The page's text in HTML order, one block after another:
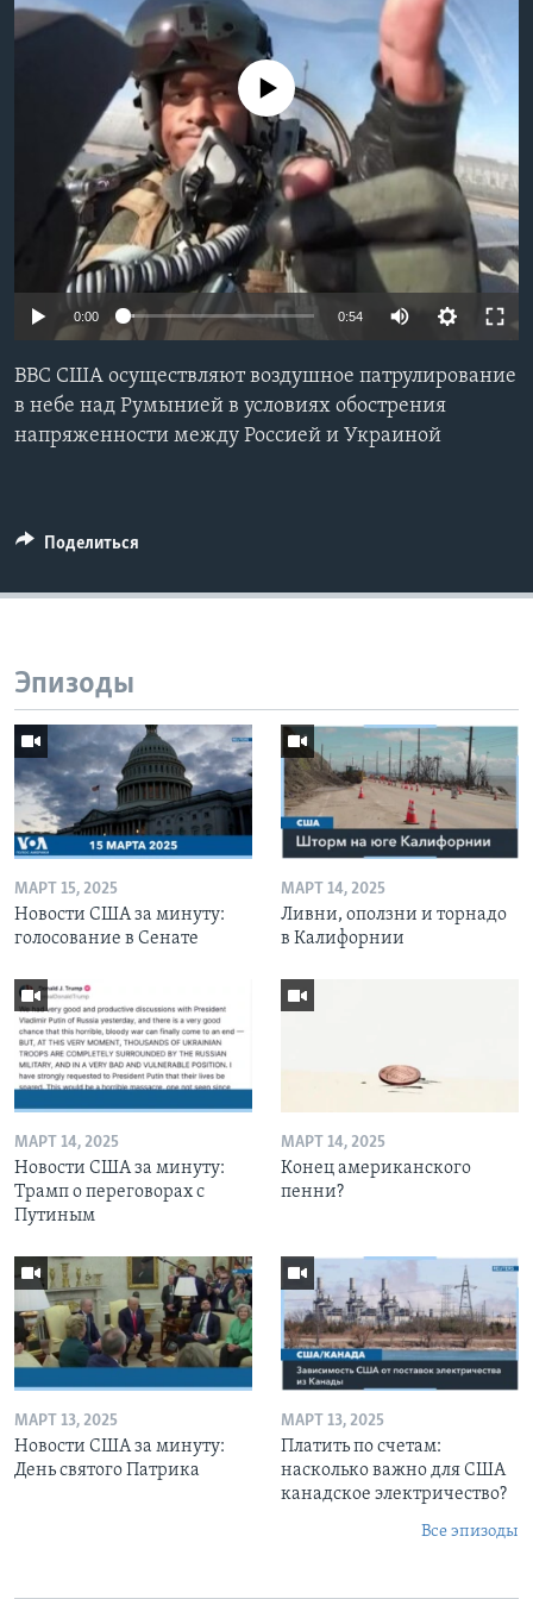
Learning English
СОЦИАЛЬНЫЕ СЕТИ
Языки
No media source currently available
0:00 0:54
ВВС США осуществляют воздушное патрулирование
в небе над Румынией в условиях обострения
напряженности между Россией и Украиной
Поделиться
Эпизоды
МАРТ 15, 2025
Новости США за минуту:
голосование в Сенате
МАРТ 14, 2025
Ливни, оползни и торнадо
в Калифорнии
МАРТ 14, 2025
Новости США за минуту:
Трамп о переговорах с
Путиным
МАРТ 14, 2025
Конец американского
пенни?
МАРТ 13, 2025
Новости США за минуту:
День святого Патрика
МАРТ 13, 2025
Платить по счетам:
насколько важно для США
канадское электричество?
Все эпизоды